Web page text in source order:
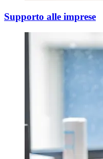
Supporto alle imprese